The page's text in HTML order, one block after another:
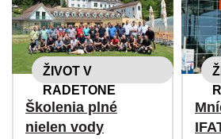
ŽIVOT V
RADETONE
Školenia plné
nielen vody